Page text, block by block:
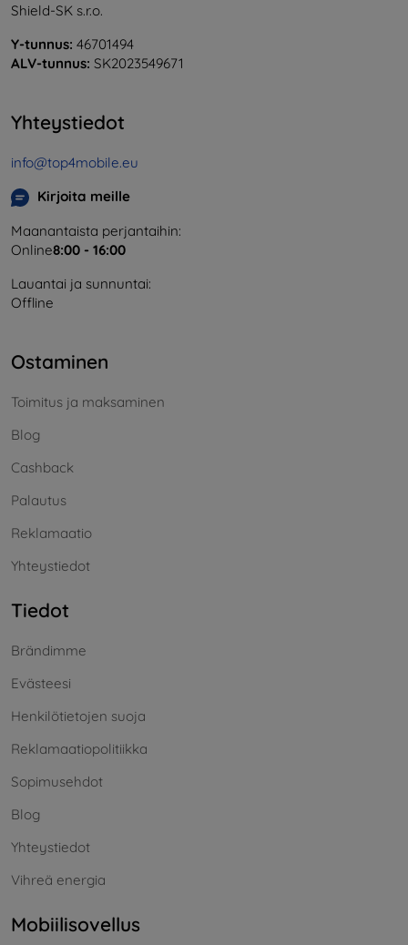
Shield-SK s.r.o.
Y-tunnus: 46701494
ALV-tunnus: SK2023549671
Yhteystiedot
info@top4mobile.eu
Kirjoita meille
Maanantaista perjantaihin:
Online8:00 - 16:00
Lauantai ja sunnuntai:
Offline
Ostaminen
Toimitus ja maksaminen
Blog
Cashback
Palautus
Reklamaatio
Yhteystiedot
Tiedot
Brändimme
Evästeesi
Henkilötietojen suoja
Reklamaatiopolitiikka
Sopimusehdot
Blog
Yhteystiedot
Vihreä energia
Mobiilisovellus